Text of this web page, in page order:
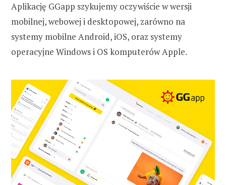
Aplikację GGapp szykujemy oczywiście w wersji
mobilnej, webowej i desktopowej, zarówno na
systemy mobilne Android, iOS, oraz systemy
operacyjne Windows i OS komputerów Apple.